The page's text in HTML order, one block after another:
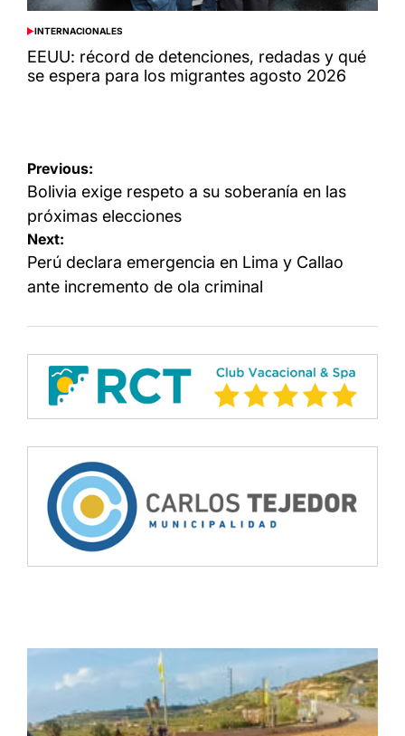
POSTED
IN
INTERNACIONALES
EEUU: récord de detenciones, redadas y qué
se espera para los migrantes agosto 2026
Navegación
de
entradas
Previous:
Bolivia exige respeto a su soberanía en las
próximas elecciones
Next:
Perú declara emergencia en Lima y Callao
ante incremento de ola criminal